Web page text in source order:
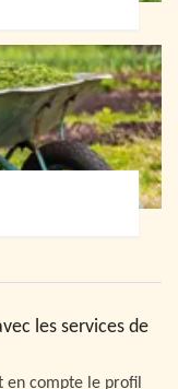
les services de
en compte le profil